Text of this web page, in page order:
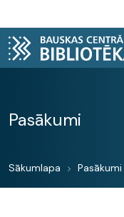
Pasākumi
Sākumlapa Pasākumi